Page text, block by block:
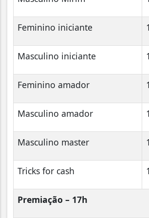
Feminino iniciante
Masculino iniciante
Feminino amador
Masculino amador
Masculino master
Tricks for cash
Premiação – 17h